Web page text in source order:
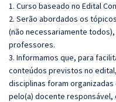
1. Curso baseado no Edital
2. Serão abordados os
(não necessariamente
professores.
3. Informamos que, para
conteúdos previstos no
disciplinas foram
pelo(a) docente responsável,